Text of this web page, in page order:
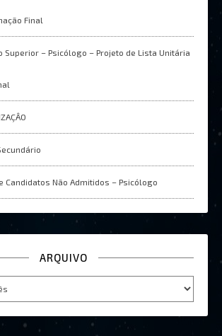
Final
Superior – Psicólogo – Projeto de Lista Unitária
Candidatos Não Admitidos – Psicólogo
ARQUIVO